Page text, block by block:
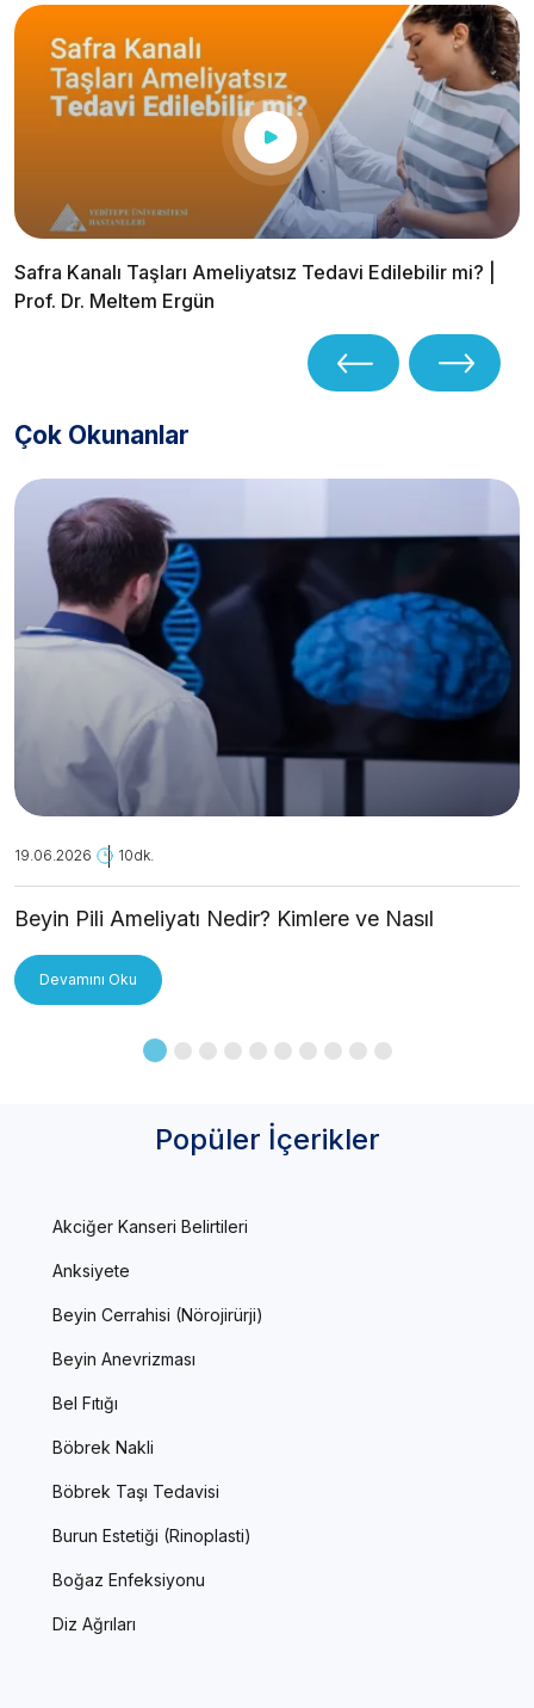
Safra Kanalı Taşları Ameliyatsız Tedavi Edilebilir mi? |
Prof. Dr. Meltem Ergün
Çok Okunanlar
19.06.2026 10dk.
Beyin Pili Ameliyatı Nedir? Kimlere ve Nasıl
Devamını Oku
Popüler İçerikler
Akciğer Kanseri Belirtileri
Anksiyete
Beyin Cerrahisi (Nörojirürji)
Beyin Anevrizması
Bel Fıtığı
Böbrek Nakli
Böbrek Taşı Tedavisi
Burun Estetiği (Rinoplasti)
Boğaz Enfeksiyonu
Diz Ağrıları